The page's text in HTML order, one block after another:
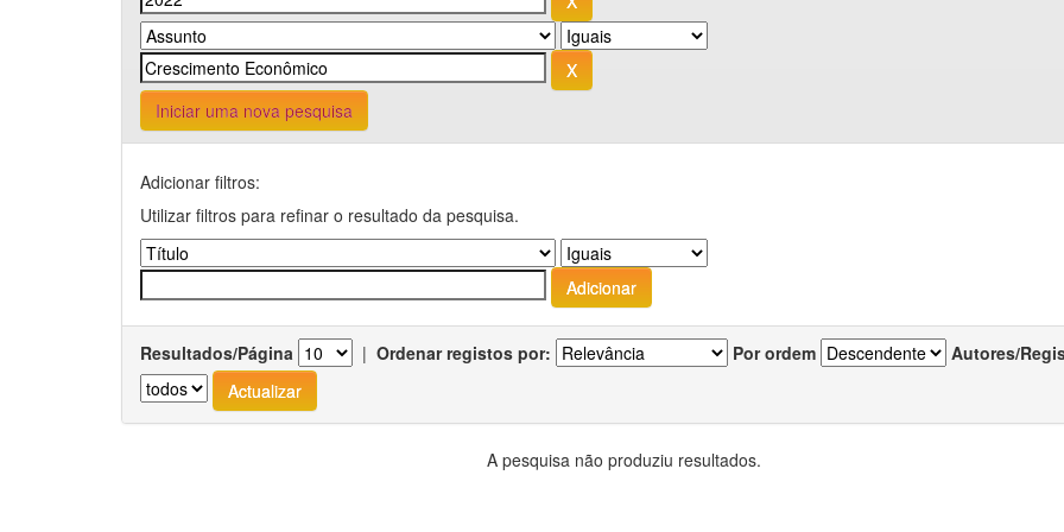
Iniciar uma nova pesquisa
Adicionar filtros:
Utilizar filtros para refinar o resultado da pesquisa.
Resultados/Página | Ordenar registos por: Por ordem Autores/
A pesquisa não produziu resultados.